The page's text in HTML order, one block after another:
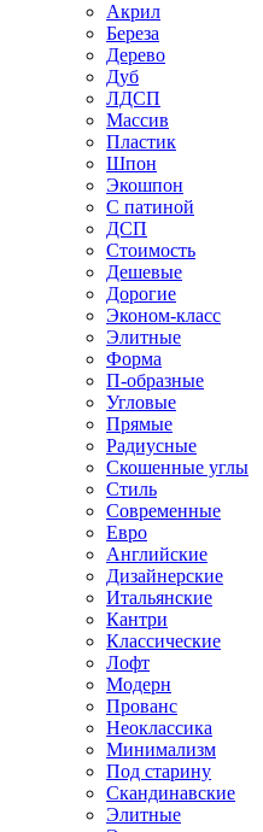
Акрил
Береза
Дерево
Дуб
ЛДСП
Массив
Пластик
Шпон
Экошпон
С патиной
ДСП
Стоимость
Дешевые
Дорогие
Эконом-класс
Элитные
Форма
П-образные
Угловые
Прямые
Радиусные
Скошенные углы
Стиль
Современные
Евро
Английские
Дизайнерские
Итальянские
Кантри
Классические
Лофт
Модерн
Прованс
Неоклассика
Минимализм
Под старину
Скандинавские
Элитные